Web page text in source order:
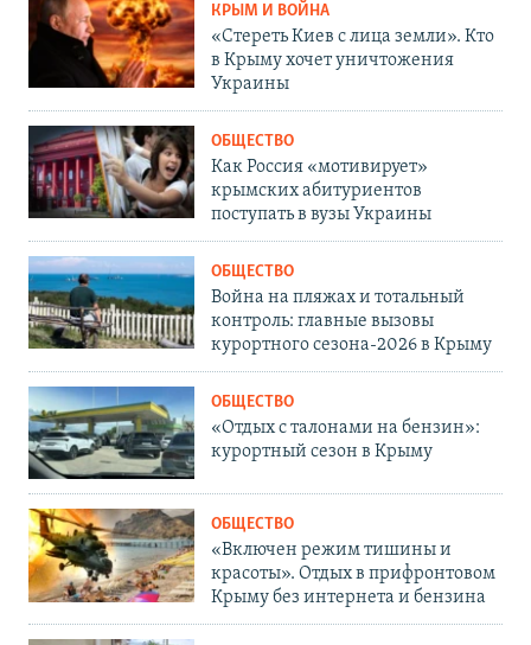
КРЫМ И ВОЙНА
«Стереть Киев с лица земли». Кто
в Крыму хочет уничтожения
Украины
ОБЩЕСТВО
Как Россия «мотивирует»
крымских абитуриентов
поступать в вузы Украины
ОБЩЕСТВО
Война на пляжах и тотальный
контроль: главные вызовы
курортного сезона-2026 в Крыму
ОБЩЕСТВО
«Отдых с талонами на бензин»:
курортный сезон в Крыму
ОБЩЕСТВО
«Включен режим тишины и
красоты». Отдых в прифронтовом
Крыму без интернета и бензина